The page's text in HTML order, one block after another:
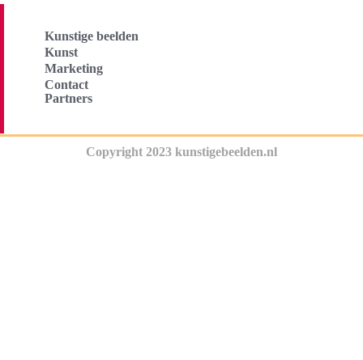
Kunstige beelden
Kunst
Marketing
Contact
Partners
Copyright 2023 kunstigebeelden.nl